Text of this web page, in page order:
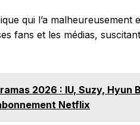
qui l’a malheureusement
fans et les médias,
2026 : IU, Suzy, Hyun
Netflix